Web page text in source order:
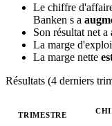
Le chiffre
Banken s a
Son résultat net a
La marge
La marge nette
Résultats (4 derniers
TRIMESTRE